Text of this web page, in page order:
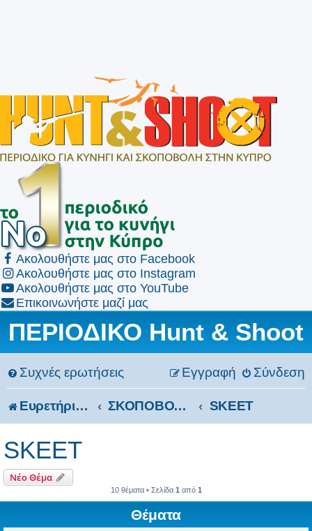
Ακολουθήστε μας στο Facebook
Ακολουθήστε μας στο Instagram
Ακολουθήστε μας στο YouTube
Επικοινωνήστε μαζί μας
ΠΕΡΙΟΔΙΚΟ Hunt & Shoot
Συχνές ερωτήσεις Σύνδεση
Εγγραφή
Ευρετήριο Δ. Συζήτησης ΣΚΟΠΟΒΟΛΗ SKEET
SKEET
Νέο Θέμα
10 θέματα • Σελίδα 1 από 1
Θέματα